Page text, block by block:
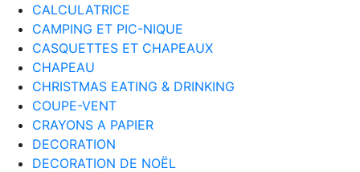
CALCULATRICE
CAMPING ET PIC-NIQUE
CASQUETTES ET CHAPEAUX
CHAPEAU
CHRISTMAS EATING & DRINKING
COUPE-VENT
CRAYONS A PAPIER
DECORATION
DECORATION DE NOËL